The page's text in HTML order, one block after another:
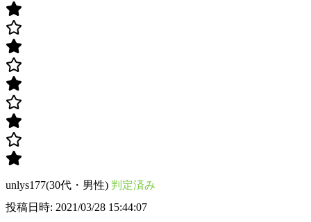
unlys177(30代・男性) 判定済み
投稿日時: 2021/03/28 15:44:07